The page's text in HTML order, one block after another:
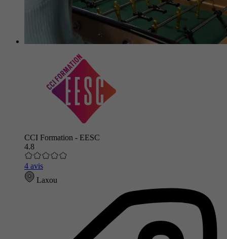
CCI Formation - EESC
4.8
4 avis
Laxou